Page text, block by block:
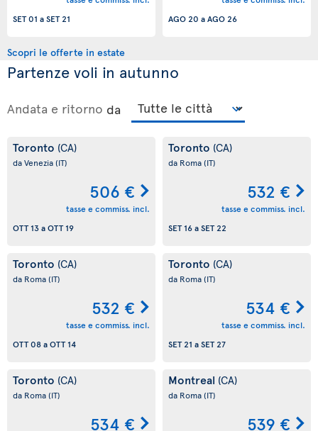
SET 01 aSET 21
AGO 20 aAGO 26
Scopri le offerte in estate
Partenze voli in autunno
Andata e ritorno da
Toronto (CA)
da Venezia(IT)
506 €
tasse e commiss. incl.
OTT 13aOTT 19
Toronto (CA)
da Roma(IT)
532 €
tasse e commiss. incl.
SET 16aSET 22
Toronto (CA)
da Roma(IT)
532 €
tasse e commiss. incl.
OTT 08aOTT 14
Toronto (CA)
da Roma(IT)
534 €
tasse e commiss. incl.
SET 21 aSET 27
Toronto (CA)
da Roma(IT)
534 €
Montreal (CA)
da Roma(IT)
539 €